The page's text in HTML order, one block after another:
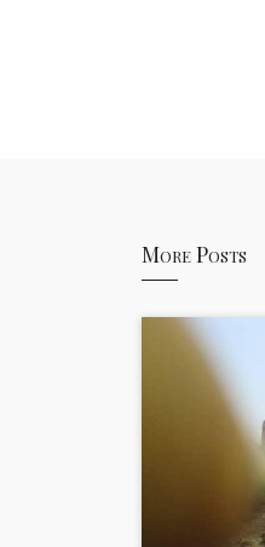
More Posts